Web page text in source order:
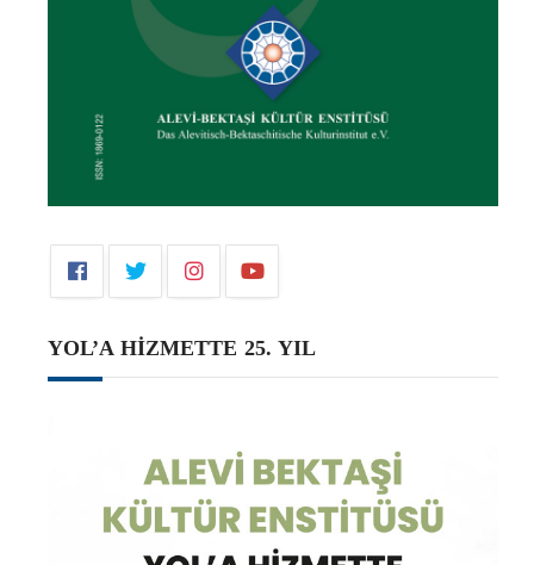
YOL’A HİZMETTE 25. YIL